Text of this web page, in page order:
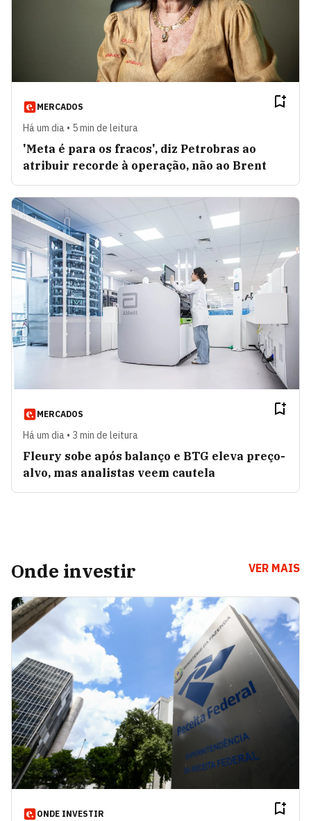
MERCADOS
Há um dia • 5 min de leitura
'Meta é para os fracos', diz Petrobras ao
atribuir recorde à operação, não ao Brent
MERCADOS
Há um dia • 3 min de leitura
Fleury sobe após balanço e BTG eleva preço-
alvo, mas analistas veem cautela
Onde investir VER MAIS
ONDE INVESTIR